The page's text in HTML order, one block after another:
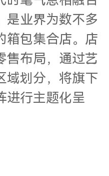
是业界为数不多
箱包集合店。店
售布局，通过艺
域划分，将旗下
进行主题化呈